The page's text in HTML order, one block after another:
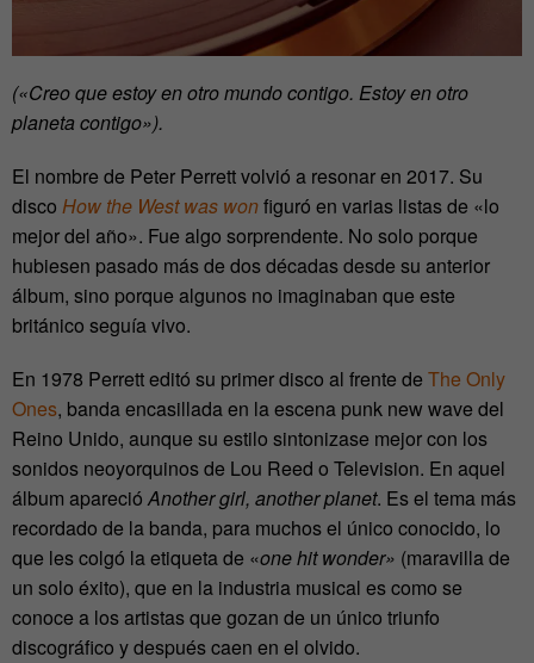
(«Creo que estoy en otro mundo contigo. Estoy en otro
planeta contigo»).
El nombre de Peter Perrett volvió a resonar en 2017. Su
disco How the West was wonfiguró en varias listas de «lo
mejor del año». Fue algo sorprendente. No solo porque
hubiesen pasado más de dos décadas desde su anterior
álbum, sino porque algunos no imaginaban que este
británico seguía vivo.
En 1978 Perrett editó su primer disco al frente de The Only
Ones, banda encasillada en la escena punk new wave del
Reino Unido, aunque su estilo sintonizase mejor con los
sonidos neoyorquinos de Lou Reed o Television. En aquel
álbum aparecióAnother girl, another planet. Es el tema más
recordado de la banda, para muchos el único conocido, lo
que les colgó la etiqueta de «one hit wonder» (maravilla de
un solo éxito), que en la industria musical es como se
conoce a los artistas que gozan de un único triunfo
discográfico y después caen en el olvido.